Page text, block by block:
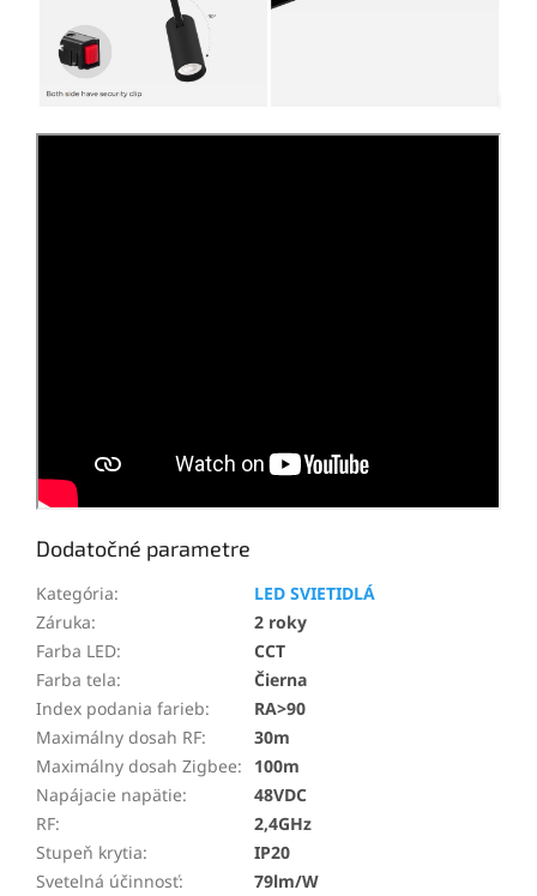
Dodatočné parametre
Kategória:
LED SVIETIDLÁ
Záruka:
2 roky
Farba LED:
CCT
Farba tela:
Čierna
Index podania farieb:
RA>90
Maximálny dosah RF:
30m
Maximálny dosah Zigbee:
100m
Napájacie napätie:
48VDC
RF:
2,4GHz
Stupeň krytia:
IP20
Svetelná účinnosť:
79lm/W